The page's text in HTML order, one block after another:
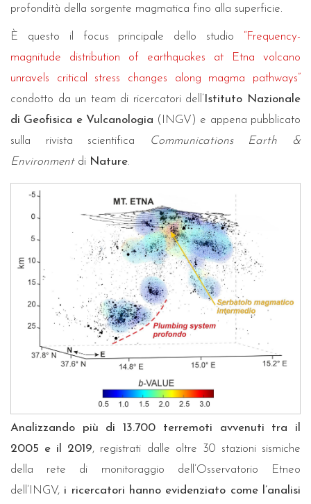
profondità della sorgente magmatica fino alla superficie.
È questo il focus principale dello studio “Frequency-
magnitude distribution of earthquakes at Etna volcano
unravels critical stress changes along magma pathways”
condotto da un team di ricercatori dell’ Istituto Nazionale
di Geofisica e Vulcanologia (INGV) e appena pubblicato
sulla rivista scientifica
Communications Earth &
Environmentdi Nature.
Analizzando più di 13.700 terremoti avvenuti tra il
2005 e il 2019, registrati dalle oltre 30 stazioni sismiche
della rete di monitoraggio dell’Osservatorio Etneo
dell’INGV, i ricercatori hanno evidenziato come l’analisi